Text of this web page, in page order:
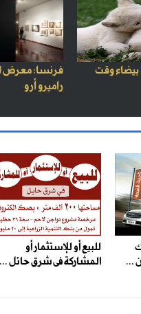
وقت
فرنسا: معرض
راميرو أرو
...
للبيع أو للإستثمار أو
المشاركة فى شرق حائل ...